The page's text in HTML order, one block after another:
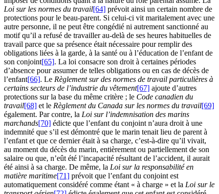
Loi sur les normes du travail[64] prévoit ainsi un certain nombre de
protections pour le beau-parent. Si celui-ci vit maritalement avec une
autre personne, il ne peut être congédié ni autrement sanctionné au
motif qu’il a refusé de travailler au-delà de ses heures habituelles de
travail parce que sa présence était nécessaire pour remplir des
obligations liées à la garde, à la santé ou à l’éducation de l’enfant de
son conjoint[65]. La loi consacre son droit à certaines périodes
d’absence pour assumer de telles obligations ou en cas de décès de
l’enfant[66]. Le Règlement sur des normes de travail particulières à
certains secteurs de l’industrie du vêtement[67] ajoute d’autres
protections sur la base du même critère ; le Code canadien du
travail[68] et le Règlement du Canada sur les normes du travail[69]
également. Par contre, la Loi sur l’indemnisation des marins
marchands[70] édicte que l’enfant du conjoint n’aura droit à une
indemnité que s’il est démontré que le marin tenait lieu de parent à
l’enfant et que ce dernier était à sa charge, c’est-à-dire qu’il vivait,
au moment du décès du marin, entièrement ou partiellement de son
salaire ou que, n’eût été l’incapacité résultant de l’accident, il aurait
été ainsi à sa charge. De même, la Loi sur la responsabilité en
matière maritime[71] prévoit que l’enfant du conjoint est
automatiquement considéré comme étant « à charge » et la Loi sur le